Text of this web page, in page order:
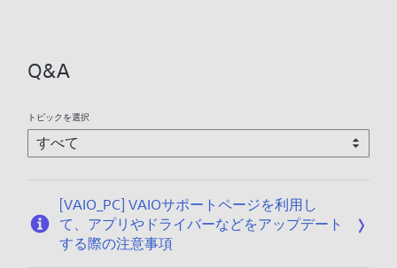
Q&A
トピックを選択
[VAIO_PC] VAIOサポートページを利用し
て、アプリやドライバーなどをアップデート
する際の注意事項